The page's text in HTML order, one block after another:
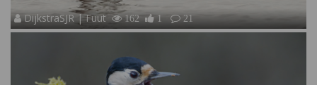
DijkstraSJR | Fuut 162 1 21